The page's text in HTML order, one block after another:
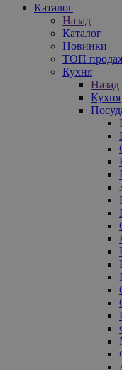
Каталог
Назад
Каталог
Новинки
ТОП
Кухня
Назад
Кухня